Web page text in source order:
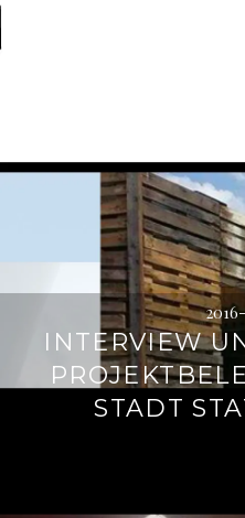
INTERVIEW
STADT